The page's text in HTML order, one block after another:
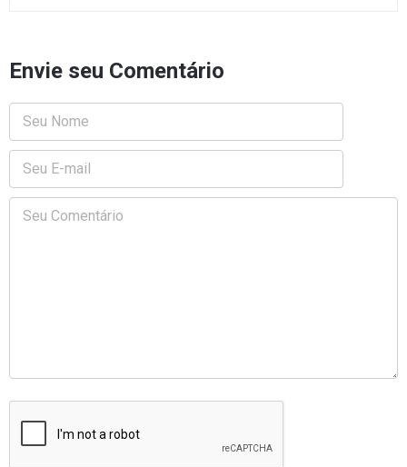
Envie seu Comentário